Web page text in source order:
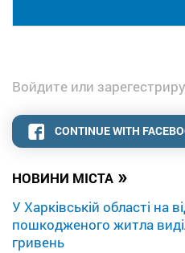
НОВИНИ МІСТА »
У Харківській області на
пошкодженого житла
гривень
Войдите или
CONTINUE WITH